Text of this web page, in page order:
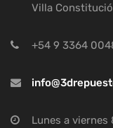
Villa
+54 9 3364
Lunes a viernes